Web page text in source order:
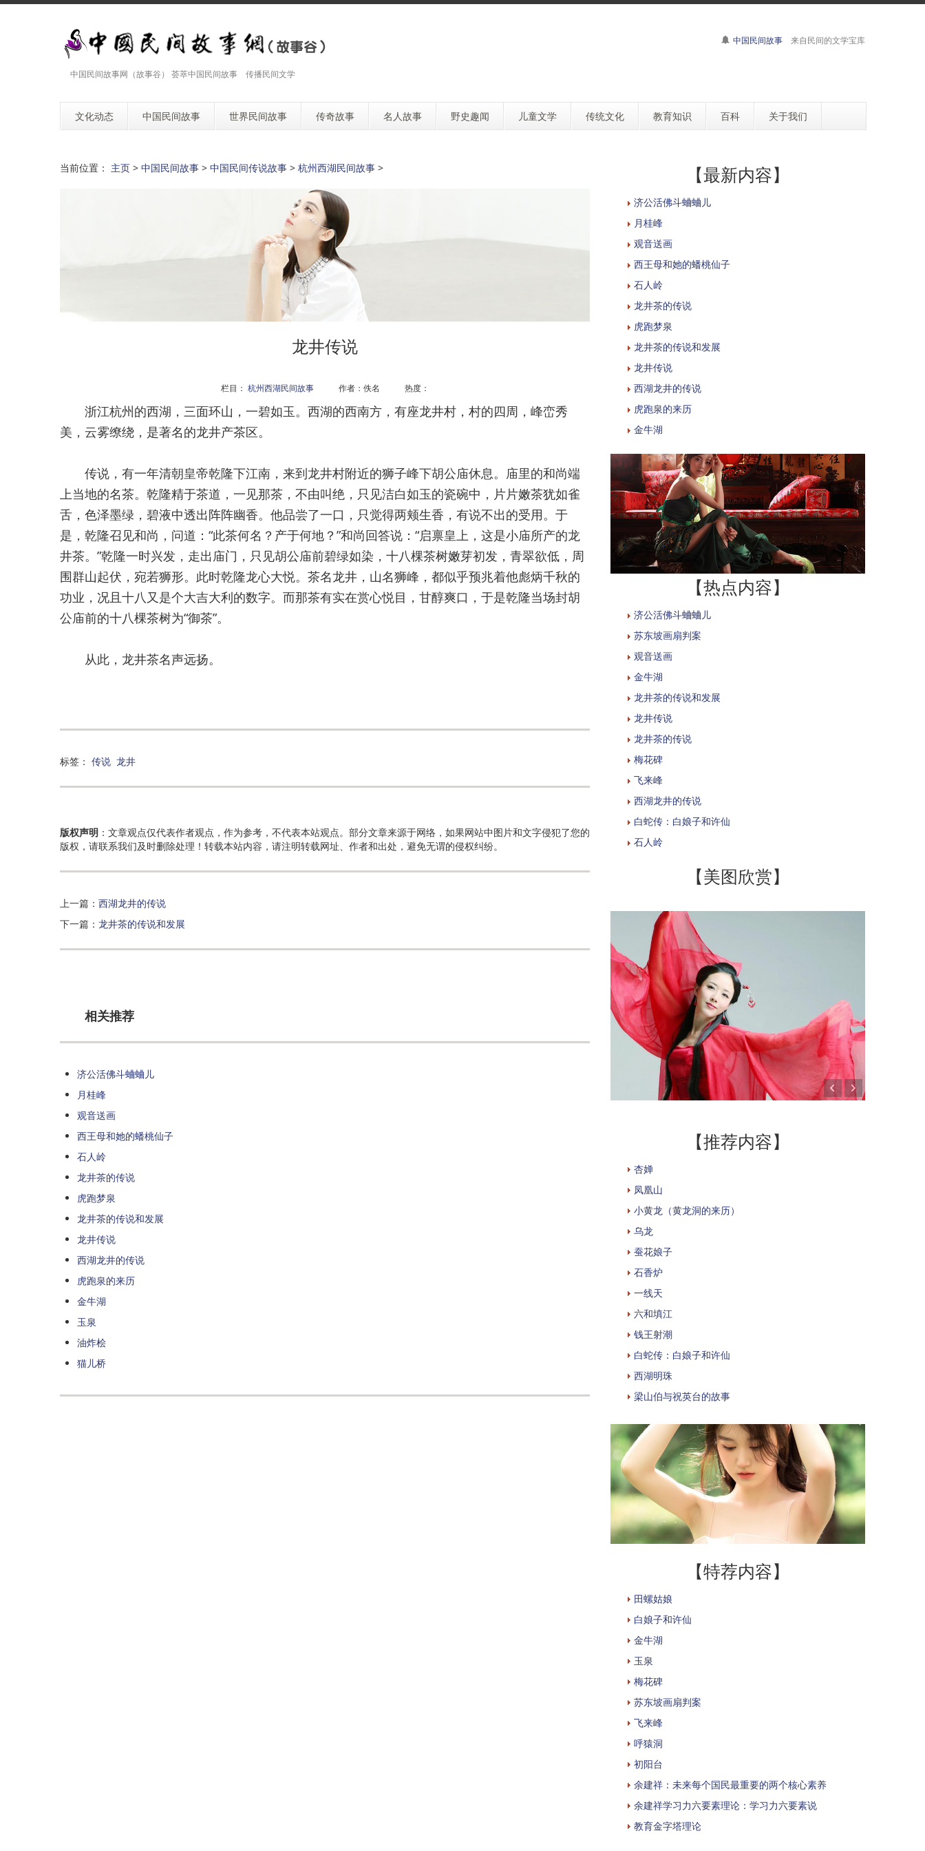
中国民间故事网（故事谷） 荟萃中国民间故事 传播民间文学
中国民间故事 来自民间的文学宝库
文化动态 中国民间故事 世界民间故事 传奇故事 名人故事 野史趣闻 儿童文学 传统文化 教育知识 百科 关于我们
当前位置： 主页 > 中国民间故事 > 中国民间传说故事 > 杭州西湖民间故事 >
龙井传说
栏目： 杭州西湖民间故事作者：佚名 热度：
浙江杭州的西湖，三面环山，一碧如玉。西湖的西南方，有座龙井村，村的四周，峰峦秀
美，云雾缭绕，是著名的龙井产茶区。
传说，有一年清朝皇帝乾隆下江南，来到龙井村附近的狮子峰下胡公庙休息。庙里的和尚端
上当地的名茶。乾隆精于茶道，一见那茶，不由叫绝，只见洁白如玉的瓷碗中，片片嫩茶犹如雀
舌，色泽墨绿，碧液中透出阵阵幽香。他品尝了一口，只觉得两颊生香，有说不出的受用。于
是，乾隆召见和尚，问道：“此茶何名？产于何地？”和尚回答说：“启禀皇上，这是小庙所产的龙
井茶。”乾隆一时兴发，走出庙门，只见胡公庙前碧绿如染，十八棵茶树嫩芽初发，青翠欲低，周
围群山起伏，宛若狮形。此时乾隆龙心大悦。茶名龙井，山名狮峰，都似乎预兆着他彪炳千秋的
功业，况且十八又是个大吉大利的数字。而那茶有实在赏心悦目，甘醇爽口，于是乾隆当场封胡
公庙前的十八棵茶树为“御茶”。
从此，龙井茶名声远扬。
标签： 传说 龙井
版权声明 ：文章观点仅代表作者观点，作为参考，不代表本站观点。部分文章来源于网络，如果网站中图片和文字侵犯了您的
版权，请联系我们及时删除处理！转载本站内容，请注明转载网址、作者和出处，避免无谓的侵权纠纷。
上一篇： 西湖龙井的传说
下一篇： 龙井茶的传说和发展
相关推荐
济公活佛斗蛐蛐儿
月桂峰
观音送画
西王母和她的蟠桃仙子
石人岭
龙井茶的传说
虎跑梦泉
龙井茶的传说和发展
龙井传说
西湖龙井的传说
虎跑泉的来历
金牛湖
玉泉
油炸桧
猫儿桥
【最新内容】
济公活佛斗蛐蛐儿
月桂峰
观音送画
西王母和她的蟠桃仙子
石人岭
龙井茶的传说
虎跑梦泉
龙井茶的传说和发展
龙井传说
西湖龙井的传说
虎跑泉的来历
金牛湖
【热点内容】
济公活佛斗蛐蛐儿
苏东坡画扇判案
观音送画
金牛湖
龙井茶的传说和发展
龙井传说
龙井茶的传说
梅花碑
飞来峰
西湖龙井的传说
白蛇传：白娘子和许仙
石人岭
【美图欣赏】
【推荐内容】
杏婵
凤凰山
小黄龙（黄龙洞的来历）
乌龙
蚕花娘子
石香炉
一线天
六和填江
钱王射潮
白蛇传：白娘子和许仙
西湖明珠
梁山伯与祝英台的故事
【特荐内容】
田螺姑娘
白娘子和许仙
金牛湖
玉泉
梅花碑
苏东坡画扇判案
飞来峰
呼猿洞
初阳台
余建祥：未来每个国民最重要的两个核心素养
余建祥学习力六要素理论：学习力六要素说
教育金字塔理论